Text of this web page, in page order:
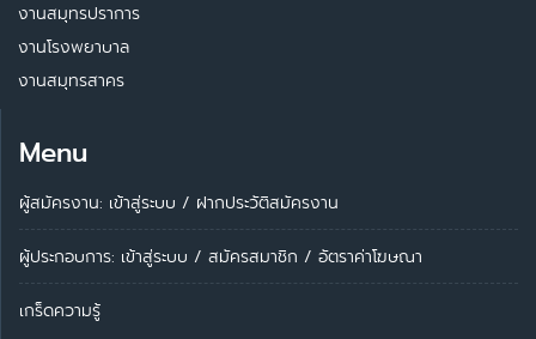
งานสมุทรปราการ
งานโรงพยาบาล
งานสมุทรสาคร
Menu
ผู้สมัครงาน: เข้าสู่ระบบ / ฝากประวัติสมัครงาน
ผู้ประกอบการ: เข้าสู่ระบบ / สมัครสมาชิก / อัตราค่าโฆษณา
เกร็ดความรู้